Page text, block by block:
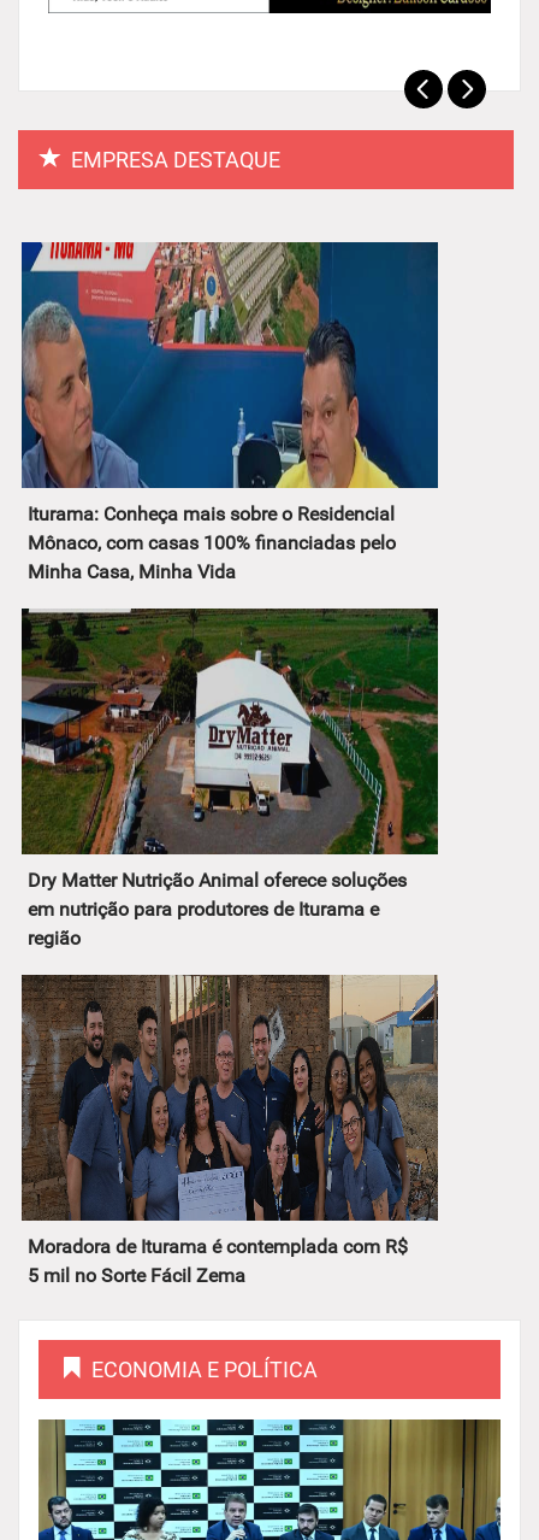
EMPRESA DESTAQUE
Iturama: Conheça mais sobre o Residencial
Mônaco, com casas 100% financiadas pelo
Minha Casa, Minha Vida
Dry Matter Nutrição Animal oferece soluções
em nutrição para produtores de Iturama e
região
Moradora de Iturama é contemplada com R$
5 mil no Sorte Fácil Zema
ECONOMIA E POLÍTICA